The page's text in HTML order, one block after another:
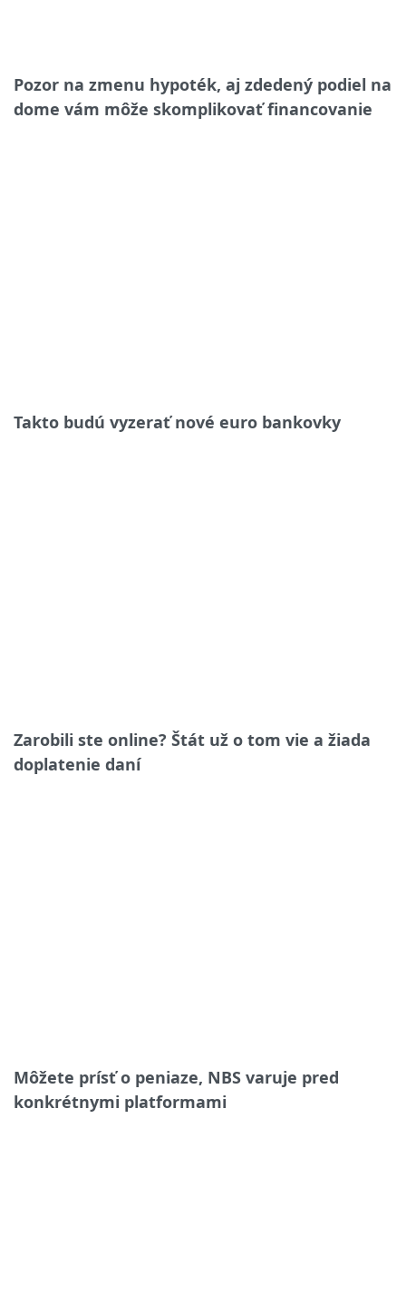
Pozor na zmenu hypoték, aj zdedený podiel na
dome vám môže skomplikovať financovanie
Takto budú vyzerať nové euro bankovky
Zarobili ste online? Štát už o tom vie a žiada
doplatenie daní
Môžete prísť o peniaze, NBS varuje pred
konkrétnymi platformami